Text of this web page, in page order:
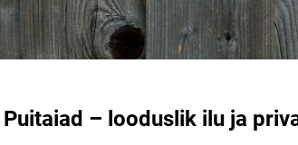
Puitaiad – looduslik ilu ja